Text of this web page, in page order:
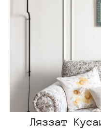
Ляззат